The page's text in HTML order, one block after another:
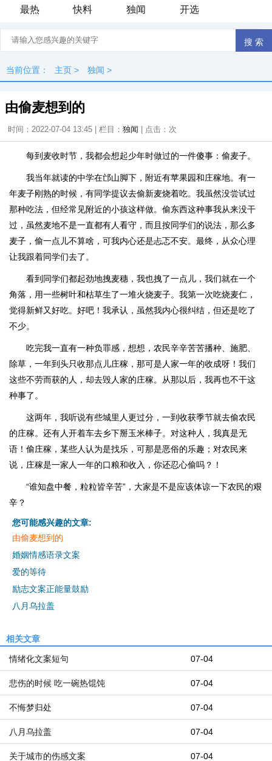
最热
快料 独闻 开选
当前位置： 主页 > 独闻 >
由偷麦想到的
时间：2022-07-04 13:45 | 栏目： 独闻 | 点击： 次
每到麦收时节，我都会想起少年时做过的一件傻事：偷麦子。
我当年就读的中学在邙山脚下，附近有苹果园和庄稼地。有一
年麦子刚熟的时候，有同学提议去偷新麦烧着吃。我虽然没尝试过
那种吃法，但经常见附近的小孩这样做。偷东西这种事我从来没干
过，虽然麦地不是一直都有人看守，而且按同学们的说法，那么多
麦子，偷一点儿不算啥，可我内心还是忐忑不安。最终，从众心理
让我跟着同学们去了。
看到同学们都起劲地拽麦穗，我也拽了一点儿，我们就在一个
角落，用一些树叶和枯草生了一堆火烧麦子。我第一次吃烧麦仁，
觉得新鲜又好吃。好吧！我承认，虽然我内心很纠结，但还是吃了
不少。
吃完我一直有一种负罪感，想想，农民辛辛苦苦播种、施肥、
除草，一年到头只收那点儿庄稼，那可是人家一年的收成呀！我们
这些不劳而获的人，却去毁人家的庄稼。从那以后，我再也不干这
种事了。
这两年，我听说有些城里人更过分，一到收获季节就去偷农民
的庄稼。还有人开着车去乡下掰玉米棒子。对这种人，我真是无
语！偷庄稼，某些人认为是找乐，可那是恶俗的乐趣；对农民来
说，庄稼是一家人一年的口粮和收入，你还忍心偷吗？！
“谁知盘中餐，粒粒皆辛苦”，大家是不是应该体谅一下农民的艰
辛？
您可能感兴趣的文章:
由偷麦想到的
婚姻情感语录文案
爱的等待
励志文案正能量鼓励
八月乌拉盖
相关文章
07-04
情绪化文案短句
07-04
悲伤的时候 吃一碗热馄饨
07-04
不悔梦归处
07-04
八月乌拉盖
07-04
关于城市的伤感文案